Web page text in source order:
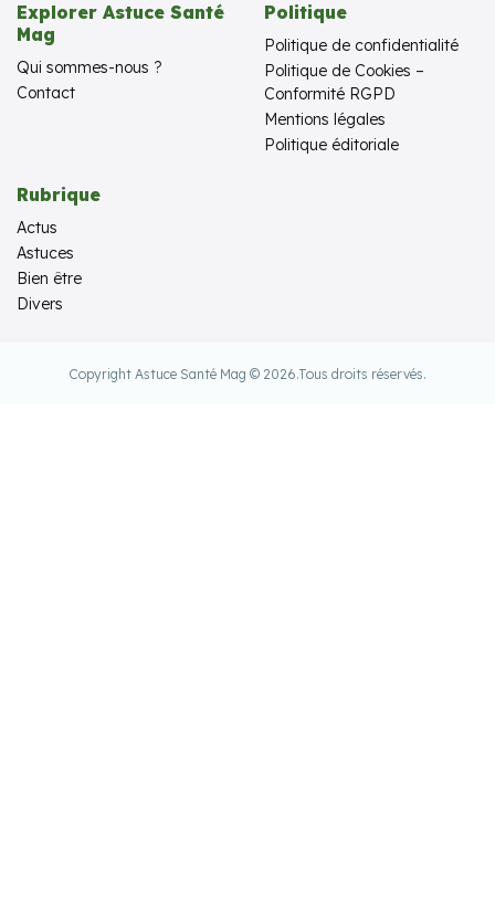
Explorer Astuce Santé
Mag
Qui sommes-nous ?
Contact
Politique
Politique de confidentialité
Politique de Cookies –
Conformité RGPD
Mentions légales
Politique éditoriale
Rubrique
Actus
Astuces
Bien être
Divers
Copyright Astuce Santé Mag © 2026.Tous droits réservés.